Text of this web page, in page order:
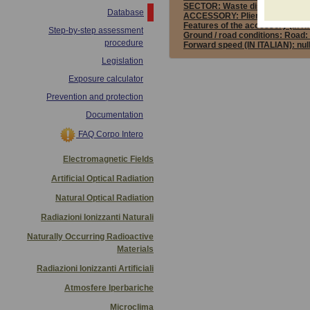
Database
Step-by-step assessment
procedure
Legislation
Exposure calculator
Prevention and protection
Documentation
FAQ Corpo Intero
Electromagnetic Fields
Artificial Optical Radiation
Natural Optical Radiation
Radiazioni Ionizzanti Naturali
Naturally Occurring Radioactive
Materials
Radiazioni Ionizzanti Artificiali
Atmosfere Iperbariche
Microclima
SECTOR: Waste disposal
ACCESSORY: Pliers
Features of the accessory (in
Ground / road conditions:
Forward speed (IN ITALIAN):